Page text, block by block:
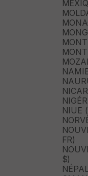
NIUE
FR)
$)